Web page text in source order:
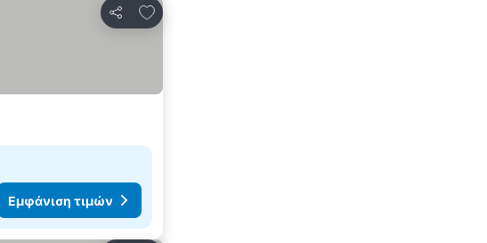
Κοινοποίηση
Προσθήκη στα αγαπημένα
Εμφάνιση τιμών